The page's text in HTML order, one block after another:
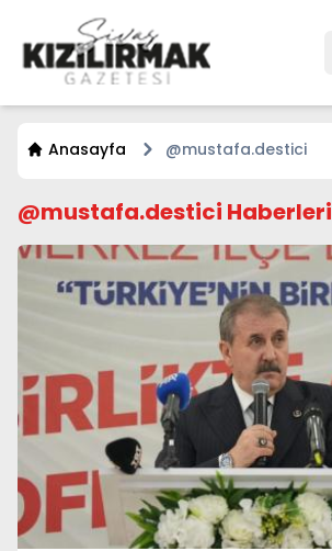
Anasayfa @mustafa.destici
@mustafa.destici Haberleri